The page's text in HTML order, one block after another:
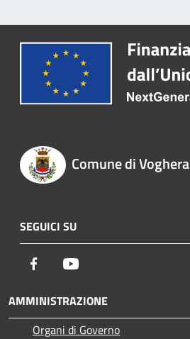
Comune di Voghera
SEGUICI SU
Facebook
AMMINISTRAZIONE
Organi di Governo